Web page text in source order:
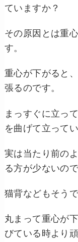
ていますか？
その原因とは重
す。
重心が下がると
張るのです。
まっすぐに立っ
を曲げて立って
実は当たり前の
る方が少ないので
猫背などもそうで
丸まって重心が
びている時より